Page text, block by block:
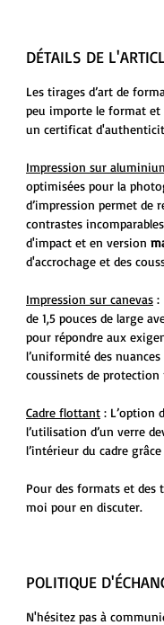
DÉTAILS DE
Les tirages d’art de
peu importe le format et
un certificat
Impression sur
optimisées pour la
d’impression permet de
contrastes
d'impact et en version
d'accrochage et des
Impression sur canevas :
de 1,5 pouces de large
pour répondre aux
l’uniformité des
coussinets de
Cadre flottant : L’option
l’utilisation d’un verre
l’intérieur du cadre
Pour des formats et des
moi pour en discuter.
POLITIQUE
N'hésitez pas à